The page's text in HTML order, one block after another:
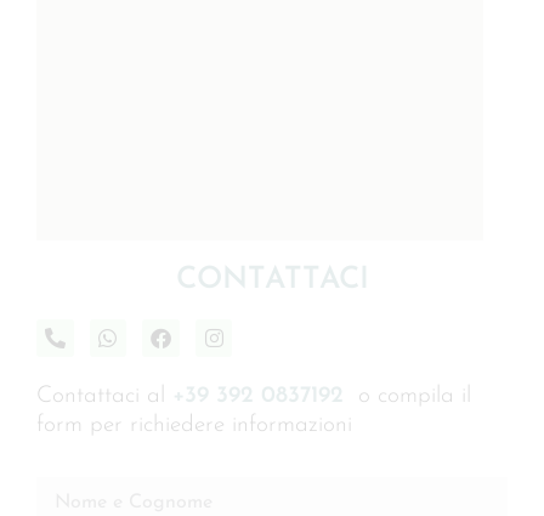
CONTATTACI
Contattaci al +39 392 0837192
o compila il
form per richiedere informazioni